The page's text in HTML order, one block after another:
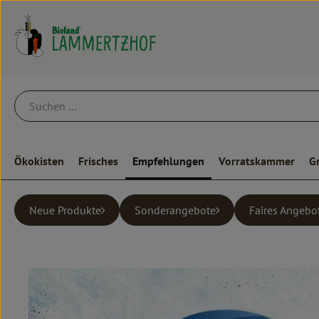
Ökokisten Frisches Empfehlungen Vorratskammer
Neue Produkte Sonderangebote Faires